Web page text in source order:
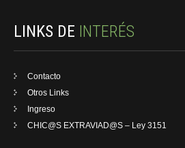
LINKS DE INTERÉS
Contacto
Otros Links
Ingreso
CHIC@S EXTRAVIAD@S – Ley 3151